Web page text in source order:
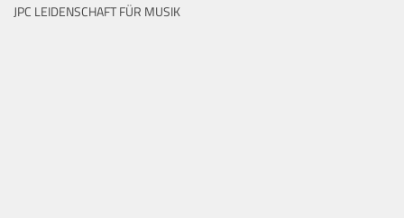
JPC LEIDENSCHAFT FÜR MUSIK